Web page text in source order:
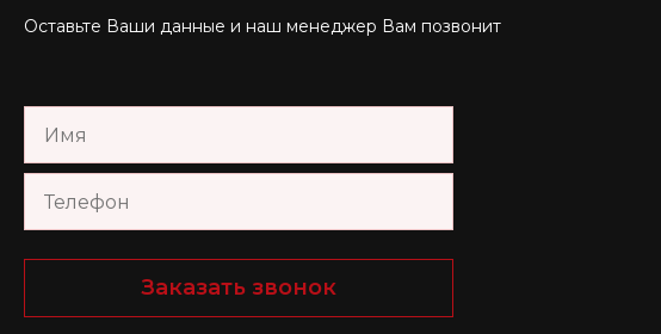
Оставьте Ваши данные и наш менеджер Вам позвонит
Заказать звонок